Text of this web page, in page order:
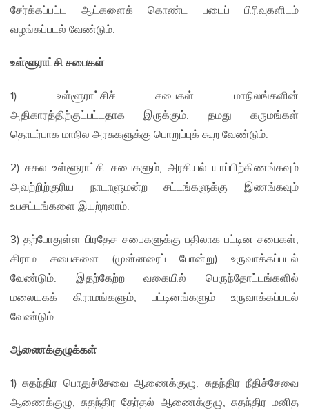
சேர்க்கப்பட்ட ஆட்களைக் கொண்ட படைப் பிரிவுகளிடம்
வழங்கப்படல் வேண்டும்.
உள்ளூராட்சி சபைகள்
1) உள்ளூராட்சிச் சபைகள் மாநிலங்களின்
அதிகாரத்திற்குட்பட்டதாக இருக்கும். தமது கருமங்கள்
தொடர்பாக மாநில அரசுகளுக்கு பொறுப்புக் கூற வேண்டும்.
2) சகல உள்ளூராட்சி சபைகளும், அரசியல் யாப்பிற்கிணங்கவும்
அவற்றிற்குரிய நாடாளுமன்ற சட்டங்களுக்கு இணங்கவும்
உபசட்டங்களை இயற்றலாம்.
3) தற்போதுள்ள பிரதேச சபைகளுக்கு பதிலாக பட்டின சபைகள்,
கிராம சபைகளை (முன்னரைப் போன்று) உருவாக்கப்படல்
வேண்டும். இதற்கேற்ற வகையில் பெருந்தோட்டங்களில்
மலையகக் கிராமங்களும், பட்டினங்களும் உருவாக்கப்படல்
வேண்டும்.
ஆணைக்குழுக்கள்
1) சுதந்திர பொதுச்சேவை ஆணைக்குழு, சுதந்திர நீதிச்சேவை
ஆணைக்குழு, சுதந்திர தேர்தல் ஆணைக்குழு, சுதந்திர மனித